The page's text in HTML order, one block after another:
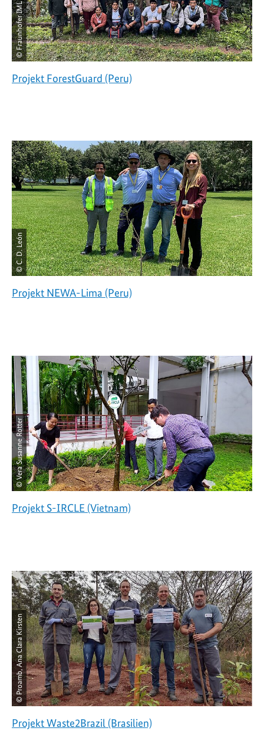
© Fraunhofer IML
Projekt ForestGuard (Peru)
© C. D. León
Projekt NEWA-Lima (Peru)
© Vera Susanne Rotter
Projekt S-IRCLE (Vietnam)
© Proamb, Ana Clara Kirsten
Projekt Waste2Brazil (Brasilien)